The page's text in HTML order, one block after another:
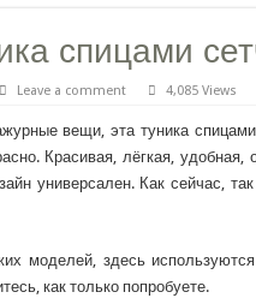
спицами
Leave a comment 4,085 Views
вещи, эта туника
Красивая, лёгкая,
универсален. Как сейчас,
моделей, здесь
как только попробуете.